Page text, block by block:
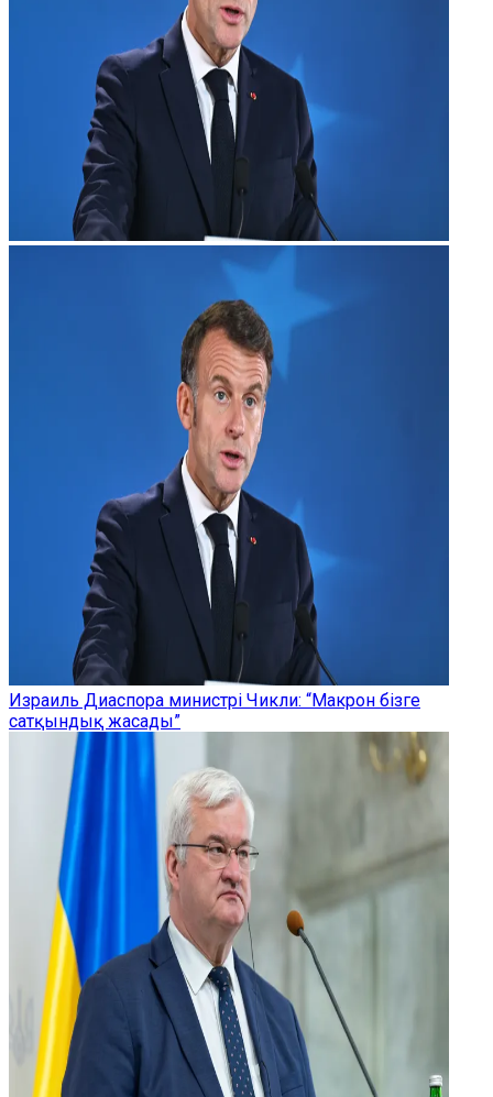
Израиль Диаспора министрі Чикли: “Макрон бізге
сатқындық жасады”